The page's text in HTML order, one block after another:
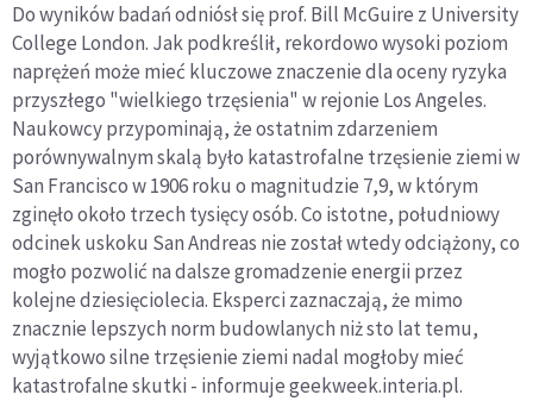
Do wyników badań odniósł się prof. Bill McGuire z University
College London. Jak podkreślił, rekordowo wysoki poziom
naprężeń może mieć kluczowe znaczenie dla oceny ryzyka
przyszłego "wielkiego trzęsienia" w rejonie Los Angeles.
Naukowcy przypominają, że ostatnim zdarzeniem
porównywalnym skalą było katastrofalne trzęsienie ziemi w
San Francisco w 1906 roku o magnitudzie 7,9, w którym
zginęło około trzech tysięcy osób. Co istotne, południowy
odcinek uskoku San Andreas nie został wtedy odciążony, co
mogło pozwolić na dalsze gromadzenie energii przez
kolejne dziesięciolecia. Eksperci zaznaczają, że mimo
znacznie lepszych norm budowlanych niż sto lat temu,
wyjątkowo silne trzęsienie ziemi nadal mogłoby mieć
katastrofalne skutki - informuje geekweek.interia.pl.